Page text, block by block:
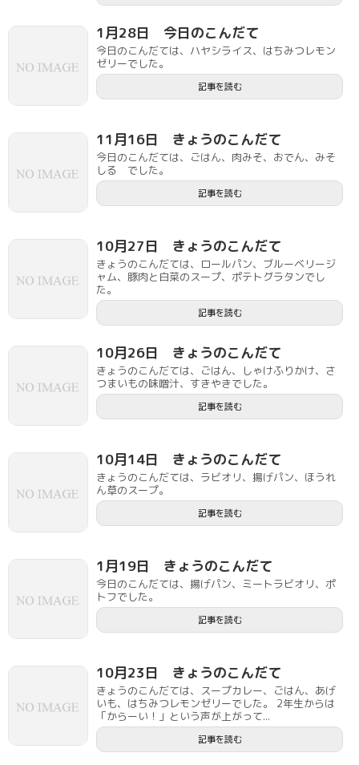
1月28日 今日のこんだて
今日のこんだては、ハヤシライス、はちみつレモン
ゼリーでした。
記事を読む
11月16日 きょうのこんだて
今日のこんだては、ごはん、肉みそ、おでん、みそ
しる でした。
記事を読む
10月27日 きょうのこんだて
きょうのこんだては、ロールパン、ブルーベリージ
ャム、豚肉と白菜のスープ、ポテトグラタンでし
た。
記事を読む
10月26日 きょうのこんだて
きょうのこんだては、ごはん、しゃけふりかけ、さ
つまいもの味噌汁、すきやきでした。
記事を読む
10月14日 きょうのこんだて
きょうのこんだては、ラビオリ、揚げパン、ほうれ
ん草のスープ。
記事を読む
1月19日 きょうのこんだて
今日のこんだては、揚げパン、ミートラビオリ、ポ
トフでした。
記事を読む
10月23日 きょうのこんだて
きょうのこんだては、スープカレー、ごはん、あげ
いも、はちみつレモンゼリーでした。 2年生からは
「からーい！」という声が上がって...
記事を読む